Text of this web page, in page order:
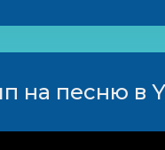
на песню в